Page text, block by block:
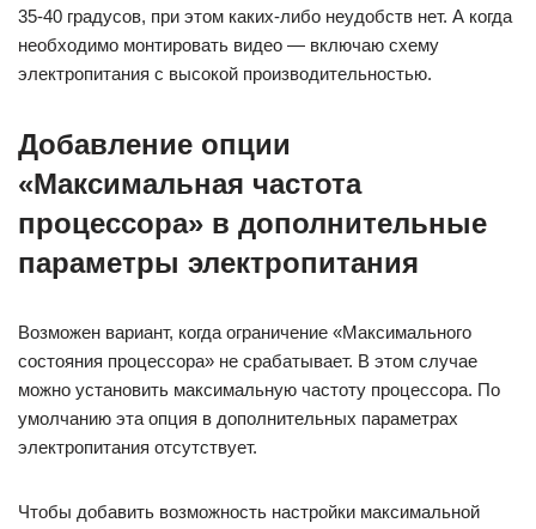
35-40 градусов, при этом каких-либо неудобств нет. А когда
необходимо монтировать видео — включаю схему
электропитания с высокой производительностью.
Добавление опции
«Максимальная частота
процессора» в дополнительные
параметры электропитания
Возможен вариант, когда ограничение «Максимального
состояния процессора» не срабатывает. В этом случае
можно установить максимальную частоту процессора. По
умолчанию эта опция в дополнительных параметрах
электропитания отсутствует.
Чтобы добавить возможность настройки максимальной